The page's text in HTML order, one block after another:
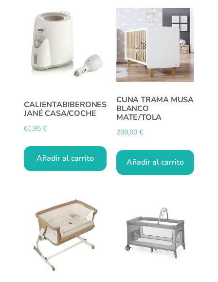
CALIENTABIBERONES
JANÉ CASA/COCHE
61,95€
Añadir al carrito
CUNA TRAMA MUSA
BLANCO
MATE/TOLA
289,00€
Añadir al carrito